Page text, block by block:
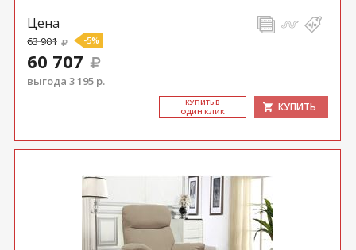
Цена
63 901 -5%
60 707
выгода 3 195 р.
КУ­ПИТЬ В
ОДИН КЛИК
КУПИТЬ